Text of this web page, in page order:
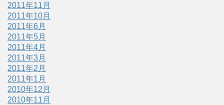
2011年11月
2011年10月
2011年6月
2011年5月
2011年4月
2011年3月
2011年2月
2011年1月
2010年12月
2010年11月